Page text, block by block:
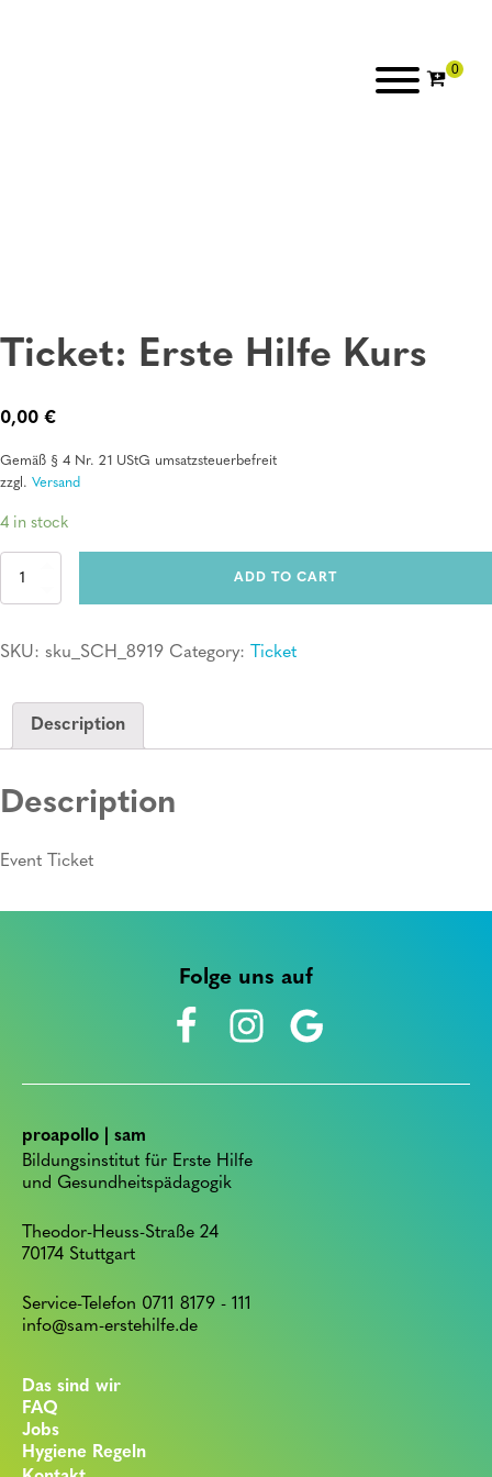
Ticket: Erste Hilfe Kurs
0,00 €
Gemäß § 4 Nr. 21 UStG umsatzsteuerbefreit
zzgl. Versand
4 in stock
Ticket:
quantity
ADD TO CART
SKU: sku_SCH_8919 Category: Ticket
Description
Description
Event Ticket
Folge uns auf
proapollo | sam
Bildungsinstitut für Erste Hilfe
und Gesundheitspädagogik
Theodor-Heuss-Straße 24
70174 Stuttgart
Service-Telefon 0711 8179 - 111
info@sam-erstehilfe.de
Das sind wir
FAQ
Jobs
Hygiene Regeln